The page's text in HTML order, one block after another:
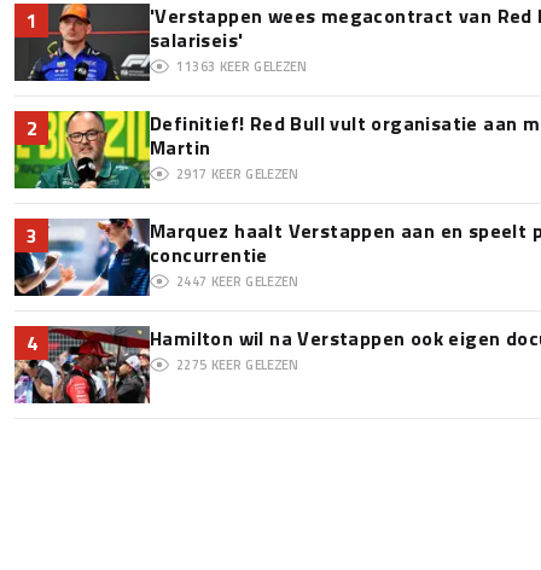
1
'Verstappen wees megacontract van
salariseis'
11363 KEER GELEZEN
2
Definitief! Red Bull vult organisatie aan
Martin
2917 KEER GELEZEN
3
Marquez haalt Verstappen aan en speelt
concurrentie
2447 KEER GELEZEN
4 Hamilton wil na Verstappen ook eigen
2275 KEER GELEZEN